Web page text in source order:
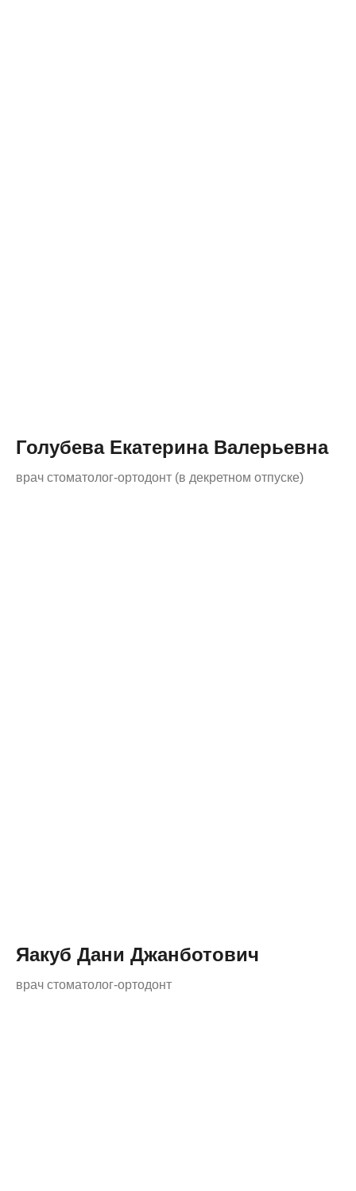
Голубева Екатерина Валерьевна
врач стоматолог-ортодонт (в декретном отпуске)
Яакуб Дани Джанботович
врач стоматолог-ортодонт